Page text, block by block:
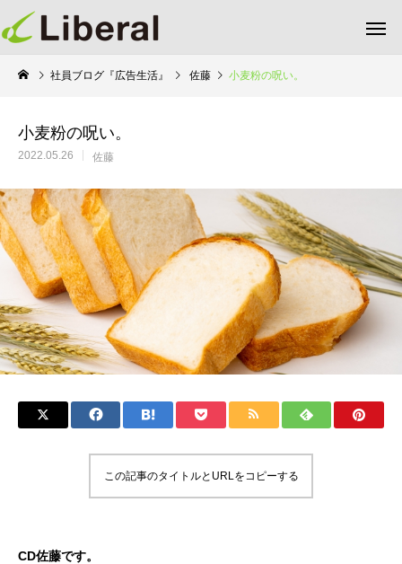
社員ブログ『広告生活』 佐藤 小麦粉の呪い。
小麦粉の呪い。
2022.05.26 佐藤
この記事のタイトルとURLをコピーする
CD佐藤です。